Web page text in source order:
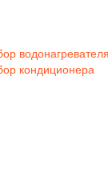
водонагревателя
кондиционера